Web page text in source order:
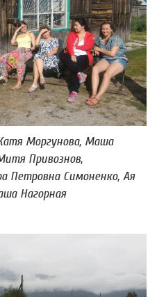
Моргунова, Маша
Привознов,
Петровна Симоненко, Ая
Нагорная